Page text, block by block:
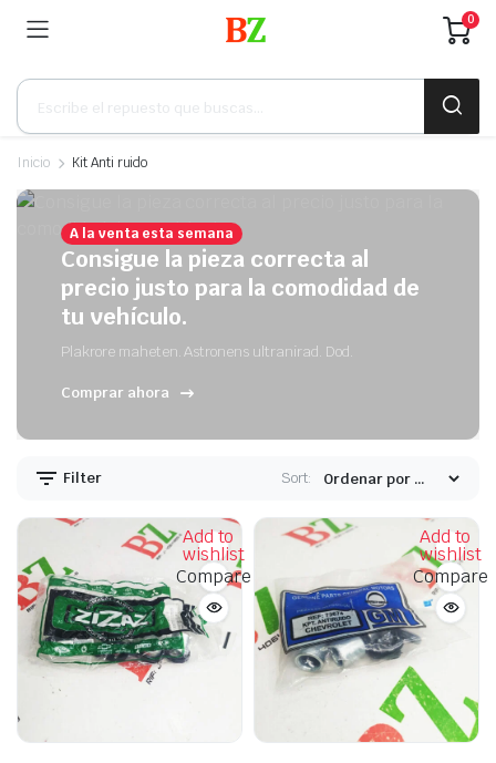
0
Búsqueda
productos
Inicio Kit Anti ruido
A la venta esta semana
Consigue la pieza correcta al
precio justo para la comodidad de
tu vehículo.
Plakrore maheten. Astronens ultranirad. Dod.
Comprar ahora
Filter Sort:
Add to
wishlist
Compare
Add to
wishlist
Compare